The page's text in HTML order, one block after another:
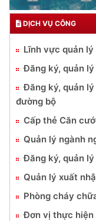
DỊCH VỤ CÔNG
Lĩnh vực quản
Đăng ký, quản
Đăng ký, quản
đường bộ
Cấp thẻ Căn
Quản lý ngành
Đăng ký, quản lý
Quản lý xuất
Phòng cháy
Đơn vị thực hiện